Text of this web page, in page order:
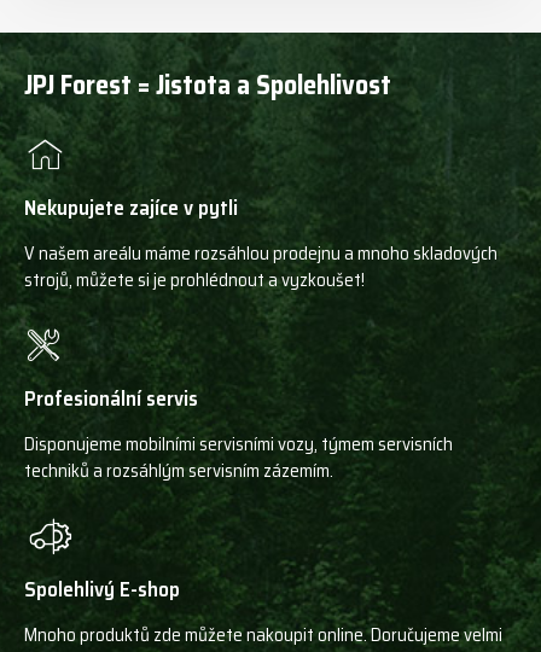
JPJ Forest = Jistota a Spolehlivost
Nekupujete zajíce v pytli
V našem areálu máme rozsáhlou prodejnu a mnoho skladových
strojů, můžete si je prohlédnout a vyzkoušet!
Profesionální servis
Disponujeme mobilními servisními vozy, týmem servisních
techniků a rozsáhlým servisním zázemím.
Spolehlivý E-shop
Mnoho produktů zde můžete nakoupit online. Doručujeme velmi